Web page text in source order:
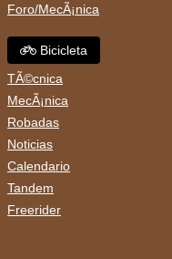
Foro/MecÃ¡nica
Bicicleta
TÃ©cnica
MecÃ¡nica
Robadas
Noticias
Calendario
Tandem
Freerider